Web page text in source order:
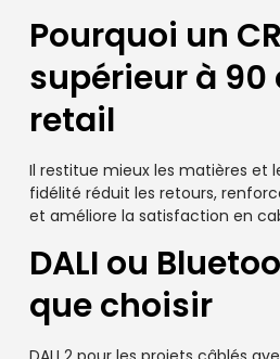
Pourquoi un
supérieur à 90
retail
Il restitue mieux les matières et
fidélité réduit les retours,
et améliore la satisfaction en
DALI ou
que choisir